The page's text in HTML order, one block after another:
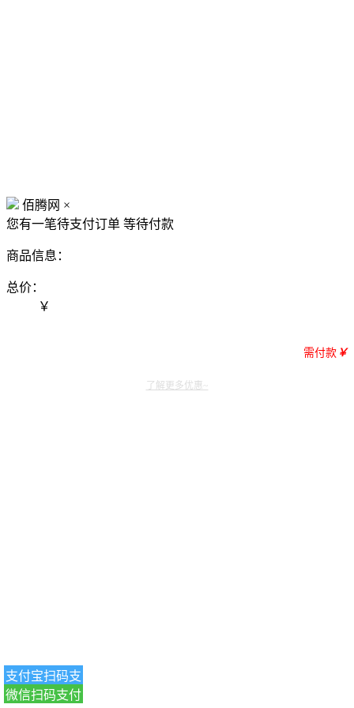
佰腾网 ×
您有一笔待支付订单 等待付款
商品信息：
总价：
￥
需付款 ￥
支付宝扫码支
付
微信扫码支付
了解更多优惠~